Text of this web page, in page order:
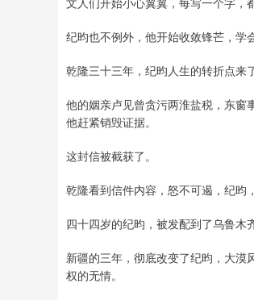
纪昀也不例外，他开始收敛锋芒，学
乾隆三十三年，纪昀人生的转折点来了
他的姻亲卢见曾贪污两淮盐税，东窗
他赶紧销毁证据。
这封信被截获了。
乾隆看到信件内容，怒不可遏，纪昀
四十四岁的纪昀，被发配到了乌鲁木齐
新疆的三年，彻底改变了纪昀，大漠
权的无情。